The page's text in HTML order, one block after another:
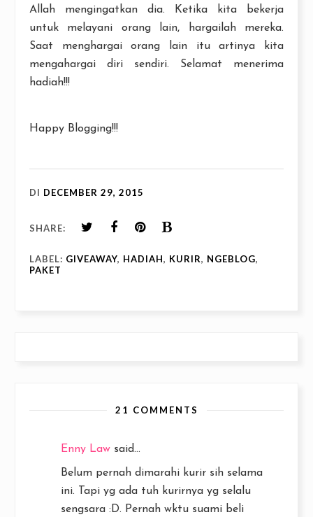
Allah mengingatkan dia. Ketika kita bekerja
untuk melayani orang lain, hargailah mereka.
Saat menghargai orang lain itu artinya kita
mengahargai diri sendiri. Selamat menerima
hadiah!!!
Happy Blogging!!!
DI DECEMBER 29, 2015
SHARE:
LABEL: GIVEAWAY, HADIAH, KURIR, NGEBLOG,
PAKET
21 COMMENTS
Enny Law said...
Belum pernah dimarahi kurir sih selama
ini. Tapi yg ada tuh kurirnya yg selalu
sengsara :D. Pernah wktu suami beli